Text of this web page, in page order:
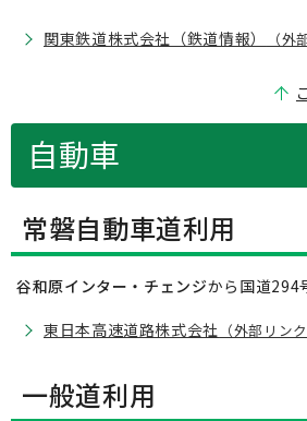
関東鉄道株式会社（鉄道情報） （外
自動車
常磐自動車道利用
谷和原インター・チェンジから国道294
東日本高速道路株式会社 （外部リンク
一般道利用